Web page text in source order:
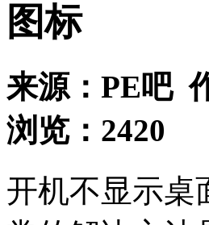
图标
来源： PE吧
浏览： 2420
开机不显示桌